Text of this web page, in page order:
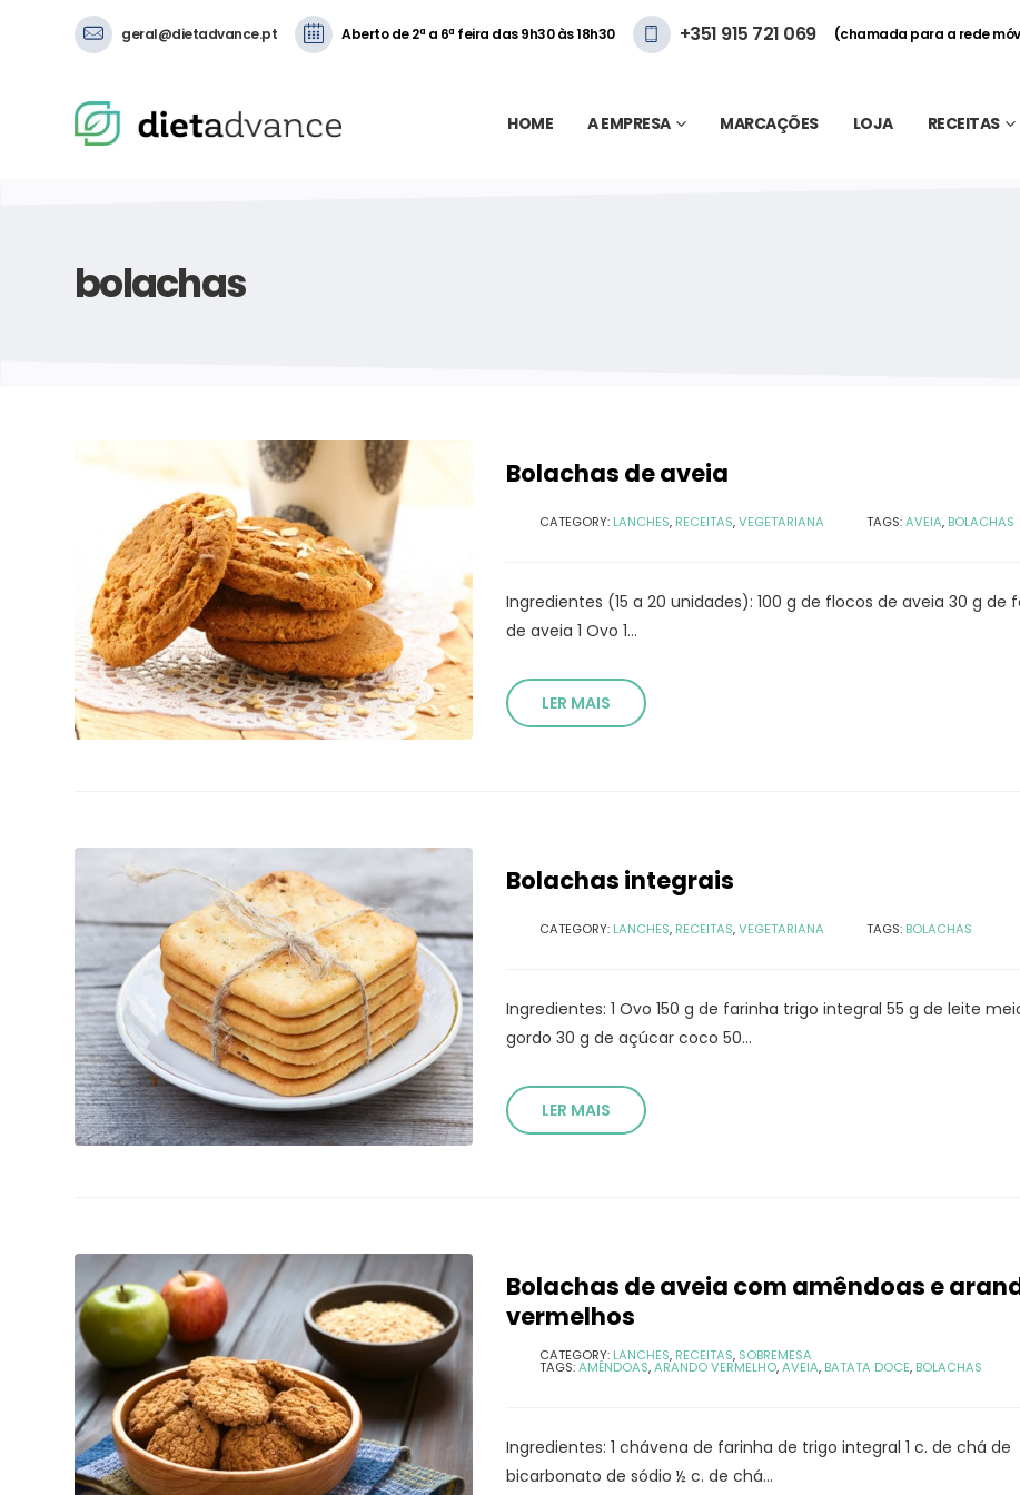
geral@dietadvance.pt Aberto de 2ª a 6ª feira das 9h30 às 18h30 +351 915 721 069 (chamada para a rede
HOME A EMPRESA MARCAÇÕES LOJA RECEITAS
bolachas
Bolachas de aveia
CATEGORY: LANCHES, RECEITAS,VEGETARIANA TAGS:AVEIA, BOLACHAS
Ingredientes (15 a 20 unidades): 100 g de flocos de aveia 30 g de
de aveia 1 Ovo 1...
LER MAIS
Bolachas integrais
CATEGORY: LANCHES, RECEITAS,VEGETARIANA TAGS: BOLACHAS
Ingredientes: 1 Ovo 150 g de farinha trigo integral 55 g de leite
gordo 30 g de açúcar coco 50...
LER MAIS
Bolachas de aveia com amêndoas e
vermelhos
CATEGORY: LANCHES, RECEITAS, SOBREMESA
TAGS:AMÊNDOAS,ARANDO VERMELHO,AVEIA, BATATA DOCE, BOLACHAS
Ingredientes: 1 chávena de farinha de trigo integral 1 c. de chá de
bicarbonato de sódio ½ c. de chá...